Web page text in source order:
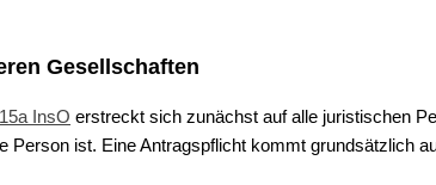
Gesellschaften
InsO erstreckt sich zunächst auf alle juristischen
Person ist. Eine Antragspflicht kommt grundsätzlich